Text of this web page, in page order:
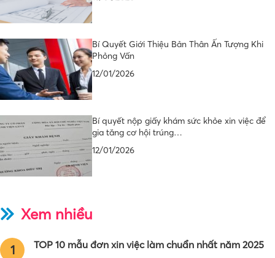
Bí Quyết Giới Thiệu Bản Thân Ấn Tượng Khi
Phỏng Vấn
12/01/2026
Bí quyết nộp giấy khám sức khỏe xin việc để
gia tăng cơ hội trúng…
12/01/2026
Xem nhiều
1 TOP 10 mẫu đơn xin việc làm chuẩn nhất năm 2025